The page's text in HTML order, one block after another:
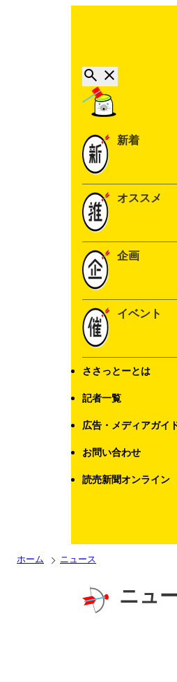
新着
オススメ
企画
イベント
ささっとーとは
記者一覧
広告・メディアガイ
お問い合わせ
読売新聞オンライン
ホーム ニュース
ニュ